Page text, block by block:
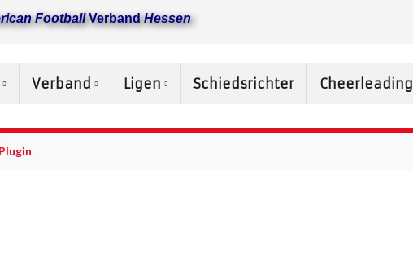
FootballVerbandHessen
Verband Ligen Schiedsrichter Cheerleading